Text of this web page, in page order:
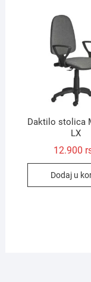
Daktilo stolica
LX
12.900
Dodaj u